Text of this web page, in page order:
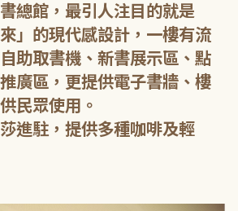
總館，最引人注目的就是
來」的現代感設計，一樓有流
助取書機、新書展示區、點
廣區，更提供電子書牆、樓
民眾使用。
進駐，提供多種咖啡及輕